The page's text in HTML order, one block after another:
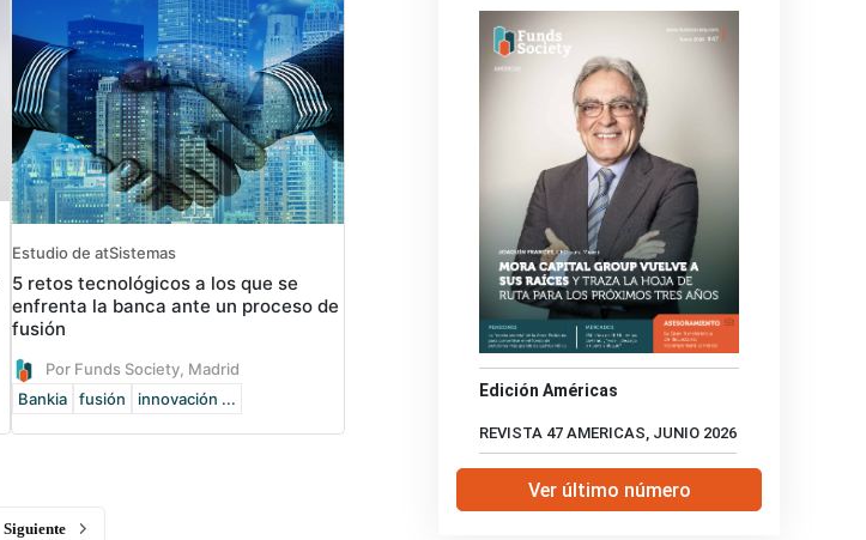
Estudio de atSistemas
5 retos tecnológicos a los que se
enfrenta la banca ante un proceso de
fusión
Por Funds Society, Madrid
Bankia
fusión innovación ...
Siguiente
Edición Américas
REVISTA 47 AMERICAS, JUNIO 2026
Ver último número